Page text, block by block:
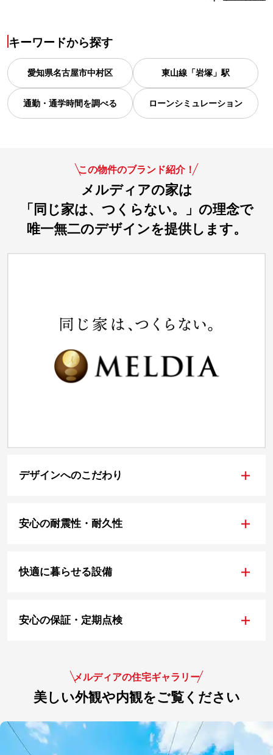
キーワードから探す
愛知県名古屋市中村区 東山線「岩塚」駅
通勤・通学時間を調べる ローンシミュレーション
この物件のブランド紹介！
メルディアの家は
「同じ家は、つくらない。」の理念で
唯一無二のデザインを提供します。
デザインへのこだわり +
安心の耐震性・耐久性 +
快適に暮らせる設備 +
安心の保証・定期点検 +
メルディアの住宅ギャラリー
美しい外観や内観をご覧ください